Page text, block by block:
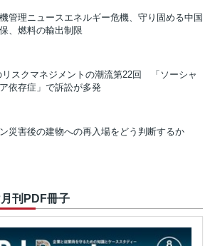
管理ニュースエネルギー危機、守り固める中国
、燃料の輸出制限
リスクマネジメントの潮流第22回 「ソーシャ
依存症」で訴訟が多発
災害後の建物への再入場をどう判断するか
刊PDF冊子